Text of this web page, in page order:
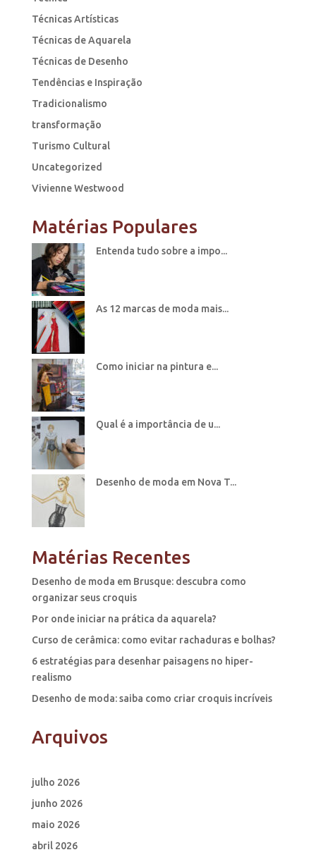
Técnicas Artísticas
Técnicas de Aquarela
Técnicas de Desenho
Tendências e Inspiração
Tradicionalismo
transformação
Turismo Cultural
Uncategorized
Vivienne Westwood
Matérias Populares
Entenda tudo sobre a impo...
As 12 marcas de moda mais...
Como iniciar na pintura e...
Qual é a importância de u...
Desenho de moda em Nova T...
Matérias Recentes
Desenho de moda em Brusque: descubra como
organizar seus croquis
Por onde iniciar na prática da aquarela?
Curso de cerâmica: como evitar rachaduras e bolhas?
6 estratégias para desenhar paisagens no hiper-
realismo
Desenho de moda: saiba como criar croquis incríveis
Arquivos
julho 2026
junho 2026
maio 2026
abril 2026